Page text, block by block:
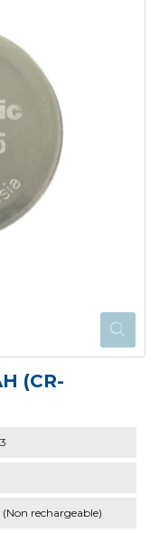
(CR-
rechargeable)